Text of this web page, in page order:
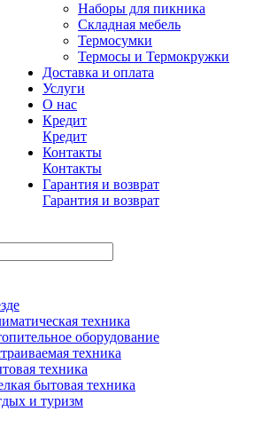
Наборы для пикника
Складная мебель
Термосумки
Термосы и Термокружки
Доставка и оплата
Услуги
О нас
Кредит
Кредит
Контакты
Контакты
Гарантия и возврат
Гарантия и возврат
техника
оборудование
техника
техника
бытовая техника
и туризм